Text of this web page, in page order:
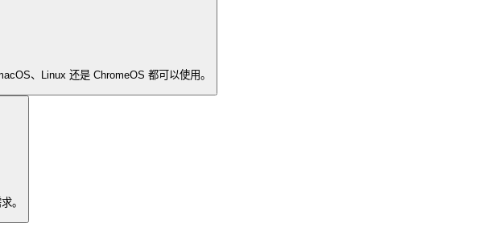
、Linux 还是 ChromeOS 都可以使用。
。